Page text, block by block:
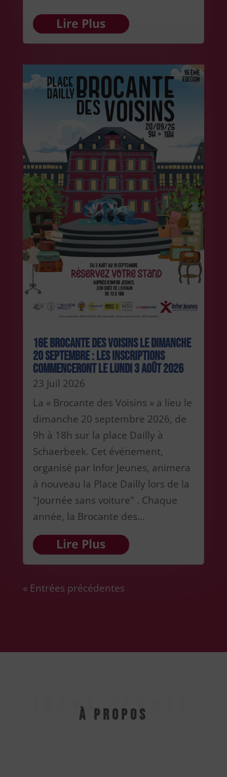
Lire Plus
16e Brocante des Voisins le dimanche
20 septembre : les inscriptions
commenceront le lundi 3 août 2026
23 Juil 2026
La « Brocante des Voisins » a lieu le
dimanche 20 septembre 2026, de
9h à 18h sur la place Dailly à
Schaerbeek. Cet événement,
organisé par Infor Jeunes, animera
à nouveau la Place Dailly lors de la
"Journée sans voiture" . Chaque
année, la Brocante des...
Lire Plus
« Entrées précédentes
INFOR JEUNES
À propos